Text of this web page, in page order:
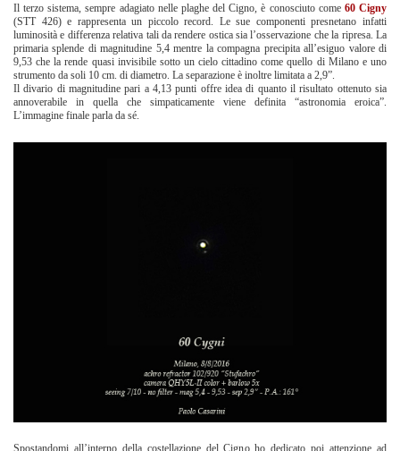
Il terzo sistema, sempre adagiato nelle plaghe del Cigno, è conosciuto come 60 Cigny
(STT 426) e rappresenta un piccolo record. Le sue componenti presnetano infatti
luminosità e differenza relativa tali da rendere ostica sia l’osservazione che la ripresa. La
primaria splende di magnitudine 5,4 mentre la compagna precipita all’esiguo valore di
9,53 che la rende quasi invisibile sotto un cielo cittadino come quello di Milano e uno
strumento da soli 10 cm. di diametro. La separazione è inoltre limitata a 2,9”.
Il divario di magnitudine pari a 4,13 punti offre idea di quanto il risultato ottenuto sia
annoverabile in quella che simpaticamente viene definita “astronomia eroica”.
L’immagine finale parla da sé.
Spostandomi all’interno della costellazione del Cigno ho dedicato poi attenzione ad